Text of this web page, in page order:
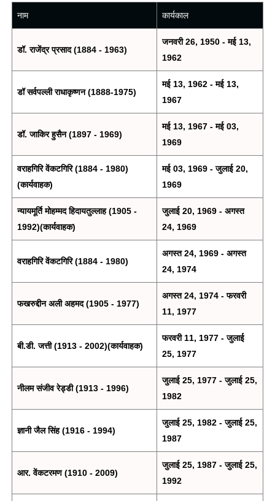
नाम कार्यकाल
डॉ. राजेंद्र प्रसाद (1884 - 1963)
जनवरी 26, 1950 - मई 13,
1962
डॉ सर्वपल्ली राधाकृष्णन (1888-1975)
मई 13, 1962 - मई 13,
1967
डॉ. जाकिर हुसैन (1897 - 1969)
मई 13, 1967 - मई 03,
1969
वराहगिरि वेंकटगिरि (1884 - 1980)
(कार्यवाहक)
मई 03, 1969 - जुलाई 20,
1969
न्यायमूर्ति मोहम्मद हिदायतुल्लाह (1905 -
1992)(कार्यवाहक)
जुलाई 20, 1969 - अगस्त
24, 1969
वराहगिरि वेंकटगिरि (1884 - 1980)
अगस्त 24, 1969 - अगस्त
24, 1974
फखरुद्दीन अली अहमद (1905 - 1977)
अगस्त 24, 1974 - फरवरी
11, 1977
बी.डी. जत्ती (1913 - 2002)(कार्यवाहक)
फरवरी 11, 1977 - जुलाई
25, 1977
नीलम संजीव रेड्डी (1913 - 1996)
जुलाई 25, 1977 - जुलाई 25,
1982
ज्ञानी जैल सिंह (1916 - 1994)
जुलाई 25, 1982 - जुलाई 25,
1987
आर. वेंकटरमण (1910 - 2009)
जुलाई 25, 1987 - जुलाई 25,
1992